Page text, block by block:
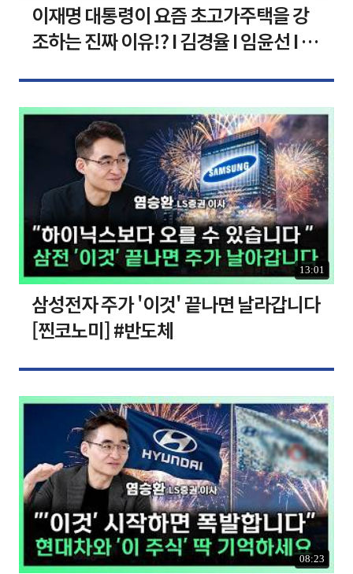
이재명 대통령이 요즘 초고가주택을 강
조하는 진짜 이유!? I 김경율 I 임윤선 I 정
13:01
삼성전자 주가 '이것' 끝나면 날라갑니다
[찐코노미] #반도체
08:23